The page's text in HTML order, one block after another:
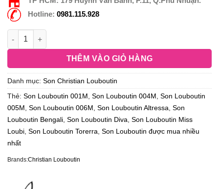
Hotline: 0981.115.928
THÊM VÀO GIỎ HÀNG
Danh mục: Son Christian Louboutin
Thẻ: Son Louboutin 001M Son Louboutin 004M Son Louboutin
005M Son Louboutin 006M Son Louboutin Altressa Son
Louboutin Bengali Son Louboutin Diva Son Louboutin Miss
Loubi Son Louboutin Torerra Son Louboutin được mua nhiều
nhất
Brands:Christian Louboutin